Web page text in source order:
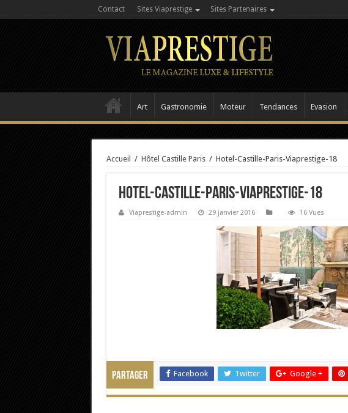
Contact Sites Viaprestige Sites Partenaires
Art Gastronomie Moteur Tendances Evasion
Accueil / Hôtel Castille Paris / Hotel-Castille-Paris-Viaprestige-18
Hotel-Castille-Paris-Viaprestige-18
Viaprestige-admin 29 janvier 2016 16 Vues
Partager Facebook Twitter Google +